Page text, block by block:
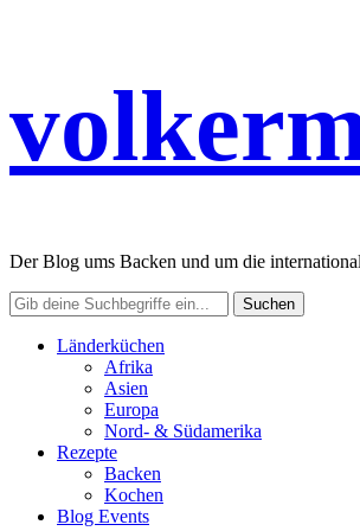
Der Blog ums Backen und um die
Länderküchen
Afrika
Asien
Europa
Nord- & Südamerika
Rezepte
Backen
Kochen
Blog Events